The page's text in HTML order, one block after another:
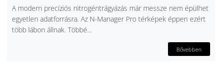
A modern precíziós nitrogéntrágyázás már messze nem épülhet
egyetlen adatforrásra. Az N-Manager Pro térképek éppen ezért
több lábon állnak. Többé...
Bővebben